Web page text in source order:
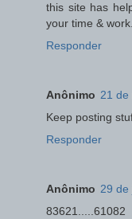
this site has
your time & work.
Responder
Anônimo 21 de
Keep posting
Responder
Anônimo 29 de
83621.....61082